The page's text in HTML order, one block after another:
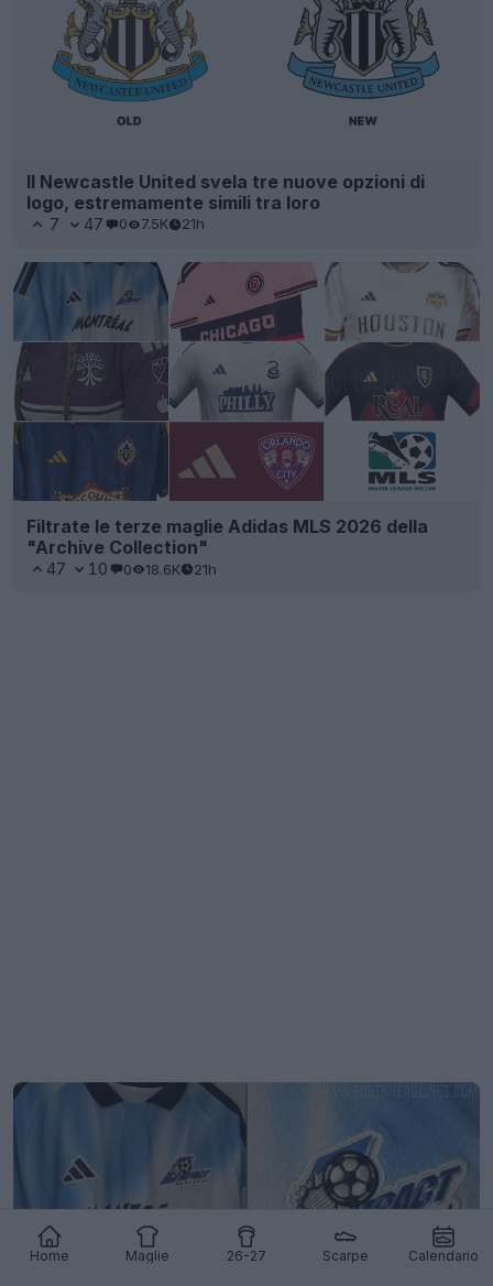
Home Maglie 26-27 Scarpe Calendario
Il Newcastle United svela tre nuove opzioni di
logo, estremamente simili tra loro
7 47 0 7.5K 21h
Filtrate le terze maglie Adidas MLS 2026 della
"Archive Collection"
47 10 0 18.6K 21h